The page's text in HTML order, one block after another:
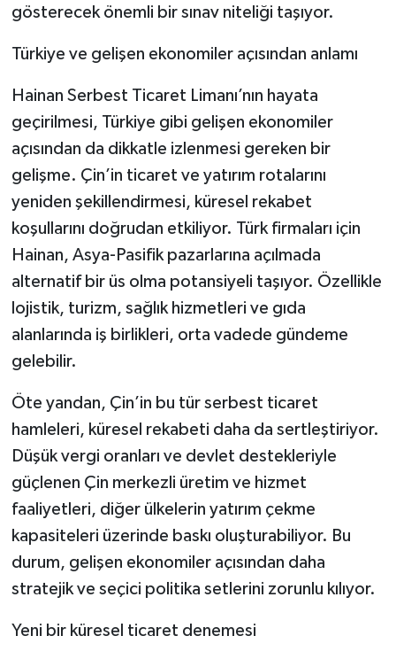
gösterecek önemli bir sınav niteliği taşıyor.
Türkiye ve gelişen ekonomiler açısından anlamı
Hainan Serbest Ticaret Limanı’nın hayata
geçirilmesi, Türkiye gibi gelişen ekonomiler
açısından da dikkatle izlenmesi gereken bir
gelişme. Çin’in ticaret ve yatırım rotalarını
yeniden şekillendirmesi, küresel rekabet
koşullarını doğrudan etkiliyor. Türk firmaları için
Hainan, Asya-Pasifik pazarlarına açılmada
alternatif bir üs olma potansiyeli taşıyor. Özellikle
lojistik, turizm, sağlık hizmetleri ve gıda
alanlarında iş birlikleri, orta vadede gündeme
gelebilir.
Öte yandan, Çin’in bu tür serbest ticaret
hamleleri, küresel rekabeti daha da sertleştiriyor.
Düşük vergi oranları ve devlet destekleriyle
güçlenen Çin merkezli üretim ve hizmet
faaliyetleri, diğer ülkelerin yatırım çekme
kapasiteleri üzerinde baskı oluşturabiliyor. Bu
durum, gelişen ekonomiler açısından daha
stratejik ve seçici politika setlerini zorunlu kılıyor.
Yeni bir küresel ticaret denemesi